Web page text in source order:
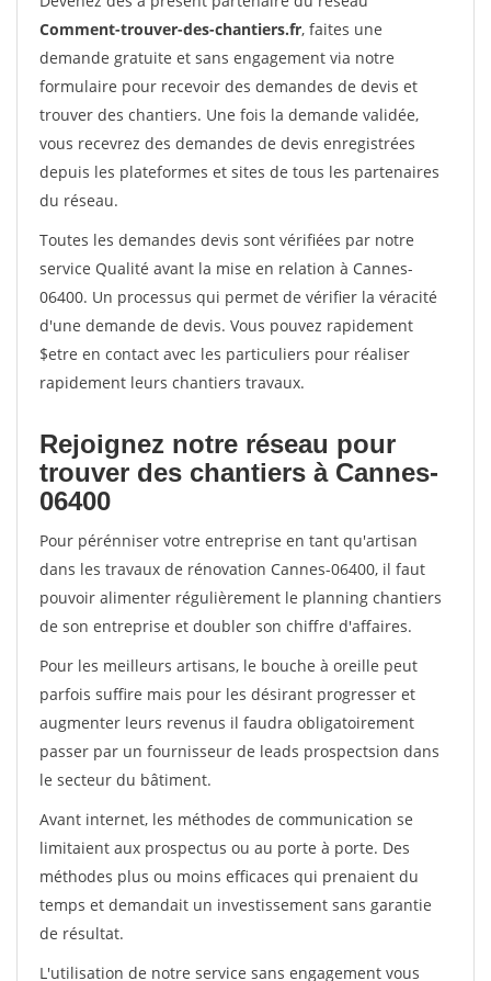
Comment-trouver-des-chantiers.fr, faites une
demande gratuite et sans engagement via notre
formulaire pour recevoir des demandes de devis et
trouver des chantiers. Une fois la demande validée,
vous recevrez des demandes de devis enregistrées
depuis les plateformes et sites de tous les partenaires
du réseau.
Toutes les demandes devis sont vérifiées par notre
service Qualité avant la mise en relation à Cannes-
06400. Un processus qui permet de vérifier la véracité
d'une demande de devis. Vous pouvez rapidement
$etre en contact avec les particuliers pour réaliser
rapidement leurs chantiers travaux.
Rejoignez notre réseau pour
trouver des chantiers à Cannes-
06400
Pour pérénniser votre entreprise en tant qu'artisan
dans les travaux de rénovation Cannes-06400, il faut
pouvoir alimenter régulièrement le planning chantiers
de son entreprise et doubler son chiffre d'affaires.
Pour les meilleurs artisans, le bouche à oreille peut
parfois suffire mais pour les désirant progresser et
augmenter leurs revenus il faudra obligatoirement
passer par un fournisseur de leads prospectsion dans
le secteur du bâtiment.
Avant internet, les méthodes de communication se
limitaient aux prospectus ou au porte à porte. Des
méthodes plus ou moins efficaces qui prenaient du
temps et demandait un investissement sans garantie
de résultat.
L'utilisation de notre service sans engagement vous